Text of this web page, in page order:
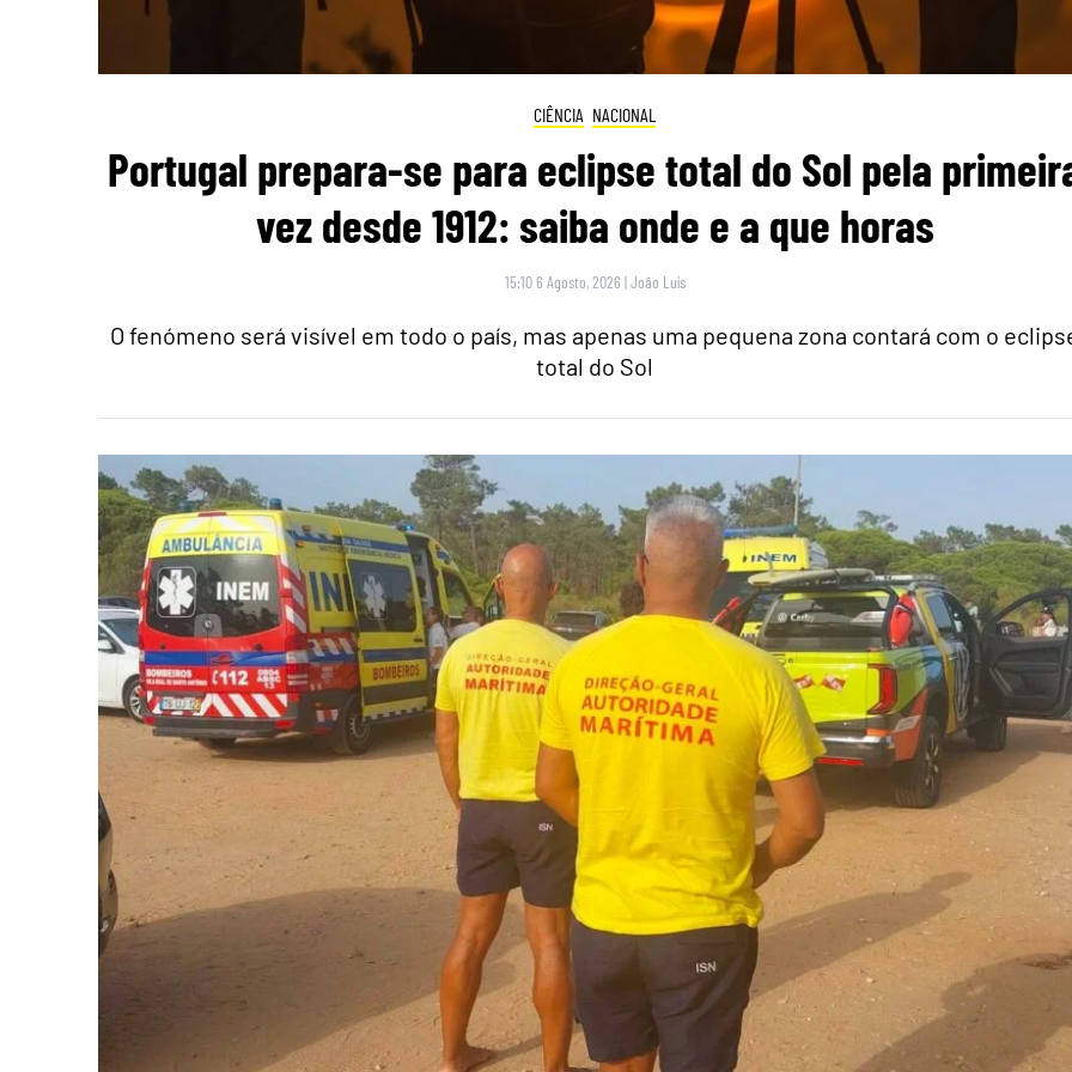
CIÊNCIA NACIONAL
Portugal prepara-se para eclipse total do Sol pela
vez desde 1912: saiba onde e a que horas
15:10 6 Agosto, 2026 |João Luís
O fenómeno será visível em todo o país, mas apenas uma pequena zona contará com o
total do Sol